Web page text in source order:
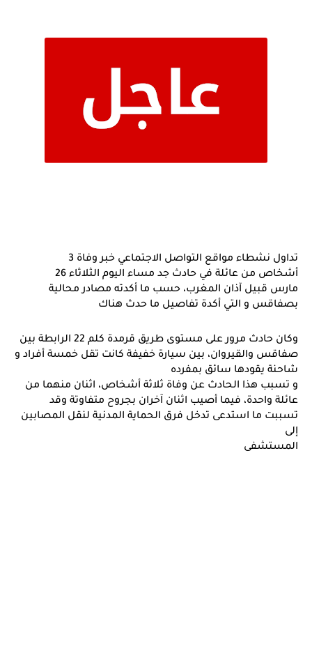
تداول نشطاء مواقع التواصل الاجتماعي خبر وفاة 3
أشخاص من عائلة في حادث جد مساء اليوم الثلاثاء 26
مارس قبيل آذان المغرب، حسب ما أكدته مصادر محالية
بصفاقس و التي أكدة تفاصيل ما حدث هناك
وكان حادث مرور على مستوى طريق قرمدة كلم 22 الرابطة بين
صفاقس والقيروان، بين سيارة خفيفة كانت تقل خمسة أفراد و
شاحنة يقودها سائق بمفرده
و تسبب هذا الحادث عن وفاة ثلاثة أشخاص، اثنان منهما من
عائلة واحدة، فيما أصيب اثنان آخران بجروح متفاوتة وقد
تسببت ما استدعى تدخل فرق الحماية المدنية لنقل المصابين
إلى
المستشفى